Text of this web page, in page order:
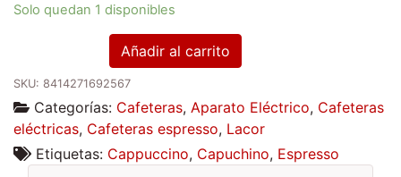
Solo quedan 1 disponibles
Sence
de
Lacor
cantidad
Añadir al carrito
SKU: 8414271692567
Categorías: Cafeteras, Aparato Eléctrico, Cafeteras
eléctricas, Cafeteras espresso, Lacor
Etiquetas: Cappuccino, Capuchino, Espresso